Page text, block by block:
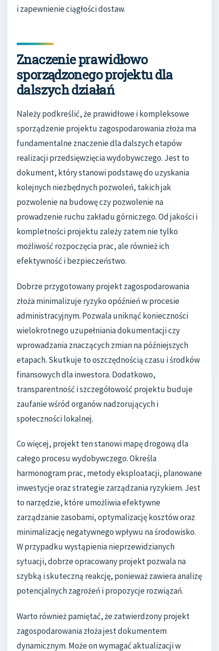
i zapewnienie ciągłości dostaw.
Znaczenie prawidłowo
sporządzonego projektu dla
dalszych działań
Należy podkreślić, że prawidłowe i kompleksowe
sporządzenie projektu zagospodarowania złoża ma
fundamentalne znaczenie dla dalszych etapów
realizacji przedsięwzięcia wydobywczego. Jest to
dokument, który stanowi podstawę do uzyskania
kolejnych niezbędnych pozwoleń, takich jak
pozwolenie na budowę czy pozwolenie na
prowadzenie ruchu zakładu górniczego. Od jakości i
kompletności projektu zależy zatem nie tylko
możliwość rozpoczęcia prac, ale również ich
efektywność i bezpieczeństwo.
Dobrze przygotowany projekt zagospodarowania
złoża minimalizuje ryzyko opóźnień w procesie
administracyjnym. Pozwala uniknąć konieczności
wielokrotnego uzupełniania dokumentacji czy
wprowadzania znaczących zmian na późniejszych
etapach. Skutkuje to oszczędnością czasu i środków
finansowych dla inwestora. Dodatkowo,
transparentność i szczegółowość projektu buduje
zaufanie wśród organów nadzorujących i
społeczności lokalnej.
Co więcej, projekt ten stanowi mapę drogową dla
całego procesu wydobywczego. Określa
harmonogram prac, metody eksploatacji, planowane
inwestycje oraz strategie zarządzania ryzykiem. Jest
to narzędzie, które umożliwia efektywne
zarządzanie zasobami, optymalizację kosztów oraz
minimalizację negatywnego wpływu na środowisko.
W przypadku wystąpienia nieprzewidzianych
sytuacji, dobrze opracowany projekt pozwala na
szybką i skuteczną reakcję, ponieważ zawiera analizę
potencjalnych zagrożeń i propozycje rozwiązań.
Warto również pamiętać, że zatwierdzony projekt
zagospodarowania złoża jest dokumentem
dynamicznym. Może on wymagać aktualizacji w